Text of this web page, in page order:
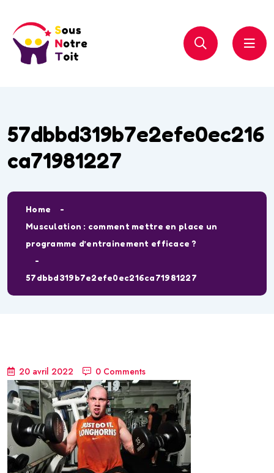
57dbbd319b7e2efe0ec216
ca71981227
Home
Musculation : comment mettre en place un
programme d’entrainement efficace ?
57dbbd319b7e2efe0ec216ca71981227
20 avril 2022 0 Comments